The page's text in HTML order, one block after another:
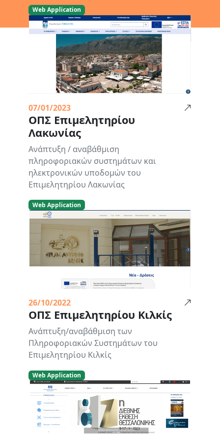
Web Application
07/01/2023
ΟΠΣ Επιμελητηρίου
Λακωνίας
Ανάπτυξη / αναβάθμιση
πληροφοριακών συστημάτων και
ηλεκτρονικών υποδομών του
Επιμελητηρίου Λακωνίας
Web Application
26/10/2022
ΟΠΣ Επιμελητηρίου Κιλκίς
Ανάπτυξη/αναβάθμιση των
Πληροφοριακών Συστημάτων του
Επιμελητηρίου Κιλκίς
Web Application